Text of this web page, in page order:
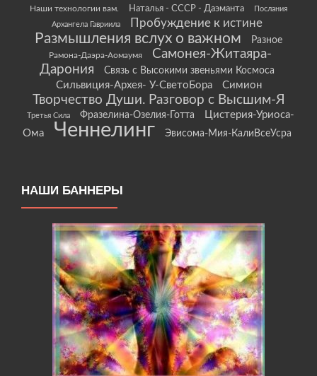
Наши технологии вам.
Наталья - СССР - Даэманта
Послания
Архангела Гавриила
Пробуждение к истине
Размышления вслух о важном Разное
Рамона-Даэра-Аомаумя
Самонея-Житаяра-
Дарония
Связь с Высокими звеньями Космоса
Сильвиция-Архея- У-СветоБора Симион
Творчество Души. Разговор с Высшим-Я
Третья Сила Фразелина-Озелия-Готта
Цистерия-Уриоса-
Ома
Ченнелинг Эвисома-Мия-КалиВсеУсра
НАШИ БАННЕРЫ